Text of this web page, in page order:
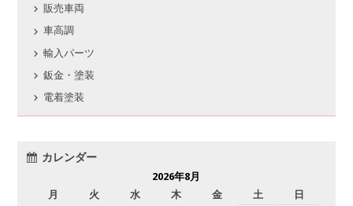
販売車両
車高調
輸入パーツ
鈑金・塗装
電着塗装
カレンダー
2026年8月
月
火 水 木 金 土 日